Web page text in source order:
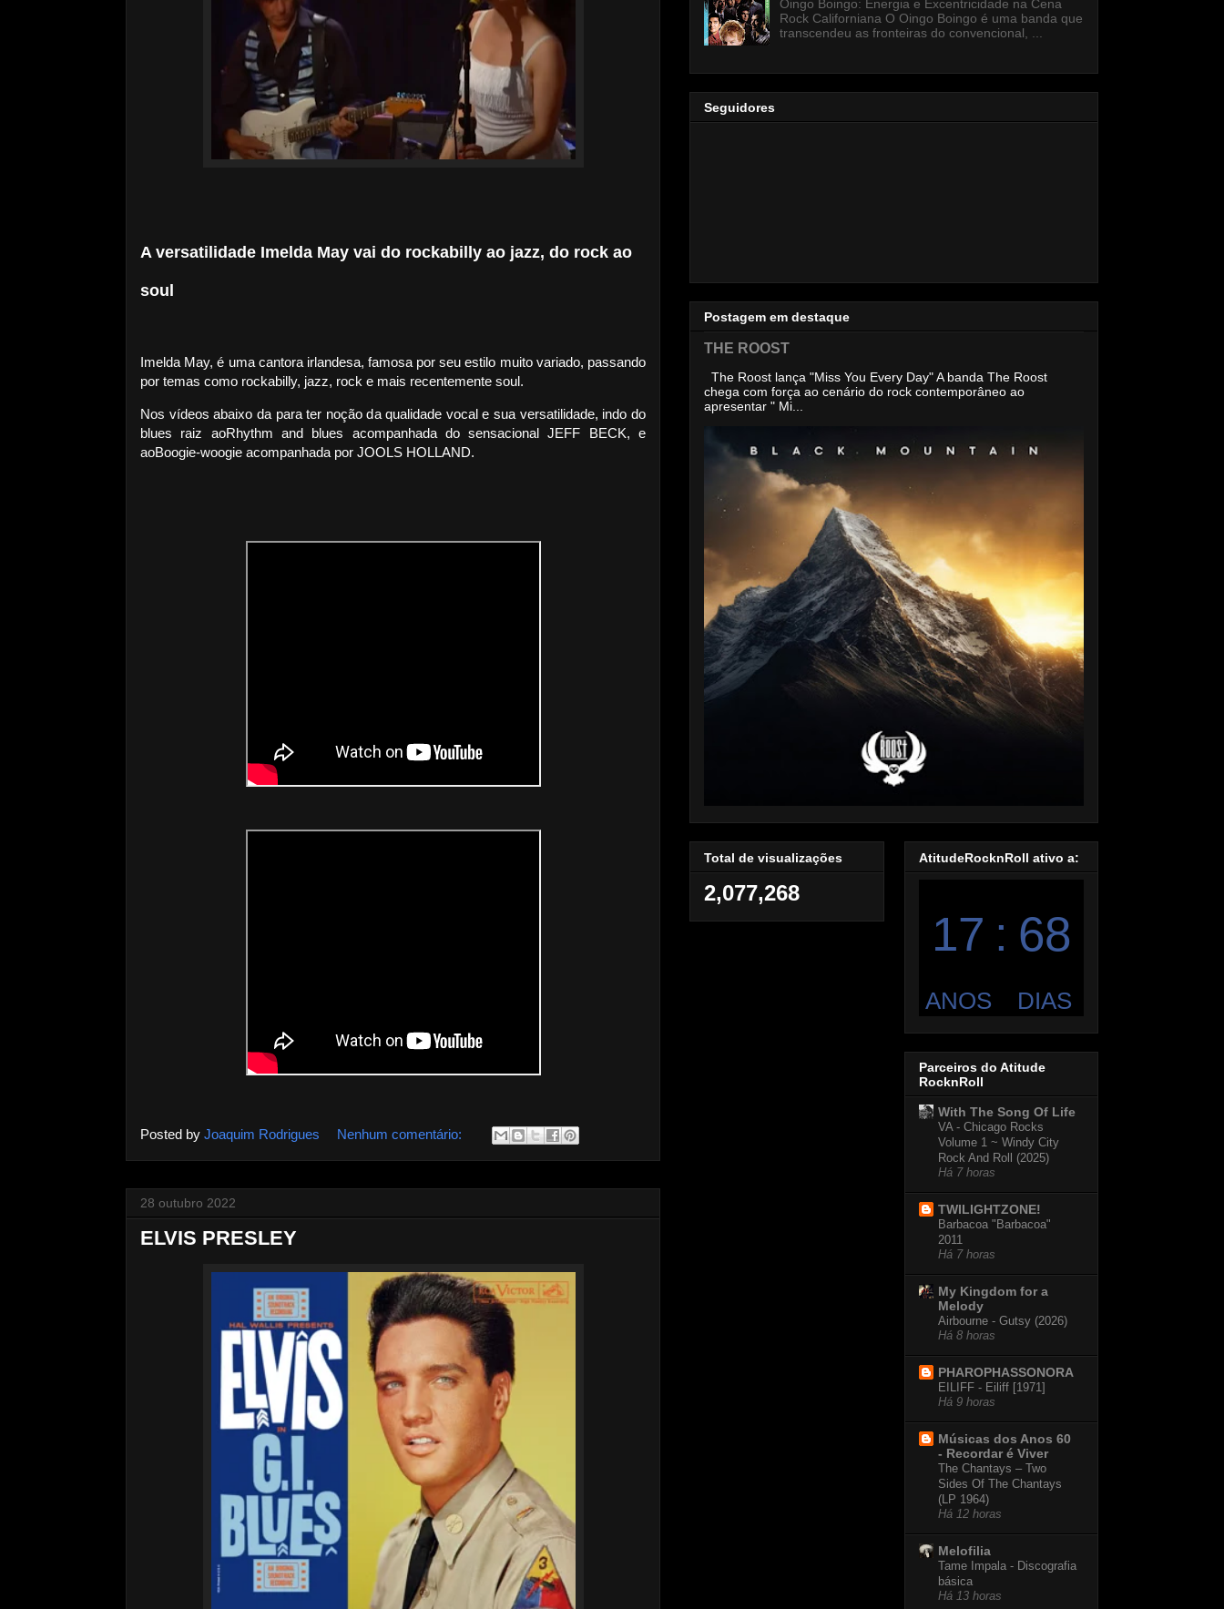
A versatilidade Imelda May vai do rockabilly ao jazz, do rock ao
soul
Imelda May, é uma cantora irlandesa, famosa por seu estilo muito variado, passando
por temas como rockabilly, jazz, rock e mais recentemente soul.
Nos vídeos abaixo da para ter noção da qualidade vocal e sua versatilidade, indo do
blues raiz aoRhythm and blues acompanhada do sensacional JEFF BECK, e
aoBoogie-woogie acompanhada por JOOLS HOLLAND.
Posted by Joaquim Rodrigues Nenhum comentário:
28 outubro 2022
ELVIS PRESLEY
Oingo Boingo: Energia e Excentricidade na Cena
Rock Californiana O Oingo Boingo é uma banda que
transcendeu as fronteiras do convencional, ...
Seguidores
Postagem em destaque
THE ROOST
The Roost lança "Miss You Every Day" A banda The Roost
chega com força ao cenário do rock contemporâneo ao
apresentar " Mi...
Total de visualizações
2,077,268
AtitudeRocknRoll ativo a:
Parceiros do Atitude
RocknRoll
With The Song Of Life
VA - Chicago Rocks
Volume 1 ~ Windy City
Rock And Roll (2025)
Há 7 horas
TWILIGHTZONE!
Barbacoa "Barbacoa"
2011
Há 7 horas
My Kingdom for a
Melody
Airbourne - Gutsy (2026)
Há 8 horas
PHAROPHASSONORA
EILIFF - Eiliff [1971]
Há 9 horas
Músicas dos Anos 60
- Recordar é Viver
The Chantays – Two
Sides Of The Chantays
(LP 1964)
Há 12 horas
Melofilia
Tame Impala - Discografia
básica
Há 13 horas